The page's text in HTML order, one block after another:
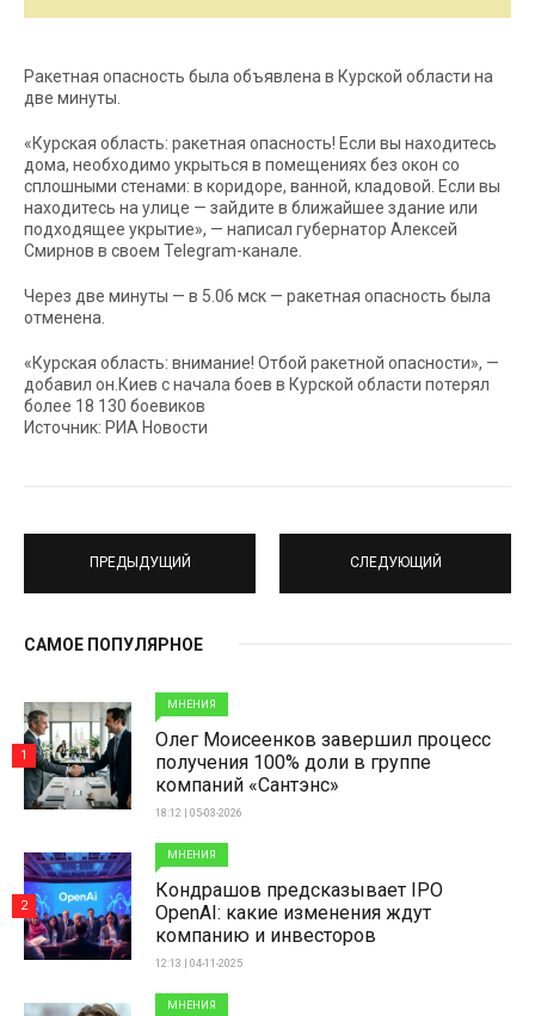
Ракетная опасность была объявлена в Курской области на
две минуты.
«Курская область: ракетная опасность! Если вы находитесь
дома, необходимо укрыться в помещениях без окон со
сплошными стенами: в коридоре, ванной, кладовой. Если вы
находитесь на улице — зайдите в ближайшее здание или
подходящее укрытие», — написал губернатор Алексей
Смирнов в своем Telegram-канале.
Через две минуты — в 5.06 мск — ракетная опасность была
отменена.
«Курская область: внимание! Отбой ракетной опасности», —
добавил он.Киев с начала боев в Курской области потерял
более 18 130 боевиков
Источник: РИА Новости
ПРЕДЫДУЩИЙ СЛЕДУЮЩИЙ
САМОЕ ПОПУЛЯРНОЕ
МНЕНИЯ
Олег Моисеенков завершил процесс
получения 100% доли в группе
компаний «Сантэнс»
18:12 | 05-03-2026
1
МНЕНИЯ
Кондрашов предсказывает IPO
OpenAI: какие изменения ждут
компанию и инвесторов
12:13 | 04-11-2025
2
МНЕНИЯ